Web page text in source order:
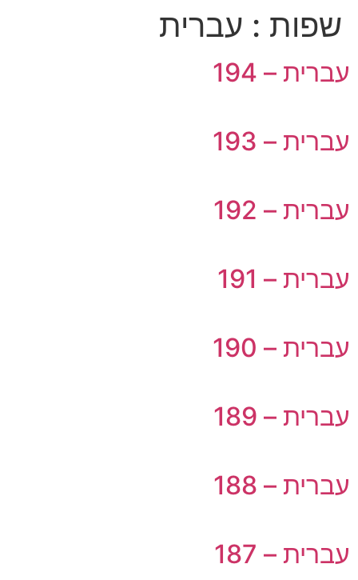
שפות : עברית
עברית – 194
עברית – 193
עברית – 192
עברית – 191
עברית – 190
עברית – 189
עברית – 188
עברית – 187